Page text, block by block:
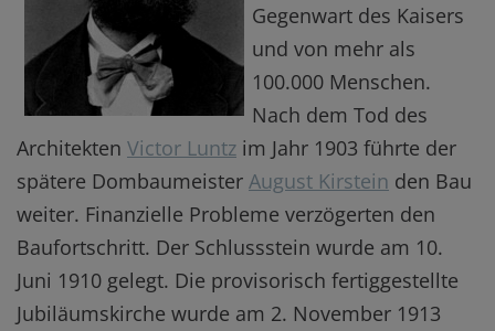
Gegenwart des Kaisers
und von mehr als
100.000 Menschen.
Nach dem Tod des
Architekten Victor Luntz im Jahr 1903 führte der
spätere Dombaumeister August Kirstein den Bau
weiter. Finanzielle Probleme verzögerten den
Baufortschritt. Der Schlussstein wurde am 10.
Juni 1910 gelegt. Die provisorisch fertiggestellte
Jubiläumskirche wurde am 2. November 1913